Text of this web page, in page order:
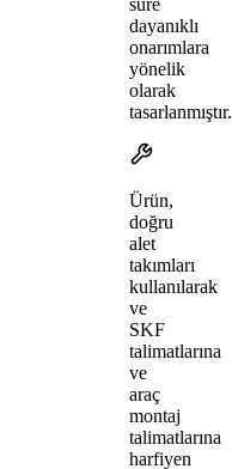
dayanıklı
onarımlara
yönelik
olarak
tasarlanmıştır.
Ürün,
doğru
alet
takımları
kullanılarak
ve
SKF
talimatlarına
ve
araç
montaj
talimatlarına
harfiyen